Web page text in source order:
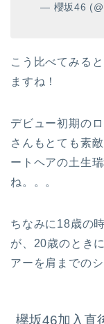
— 櫻坂46
こう比べてみる
ますね！
デビュー初期の
さんもとても素
ートヘアの土生
ね。。。
ちなみに18歳の
が、20歳のとき
アーを肩までの
欅坂46加入直